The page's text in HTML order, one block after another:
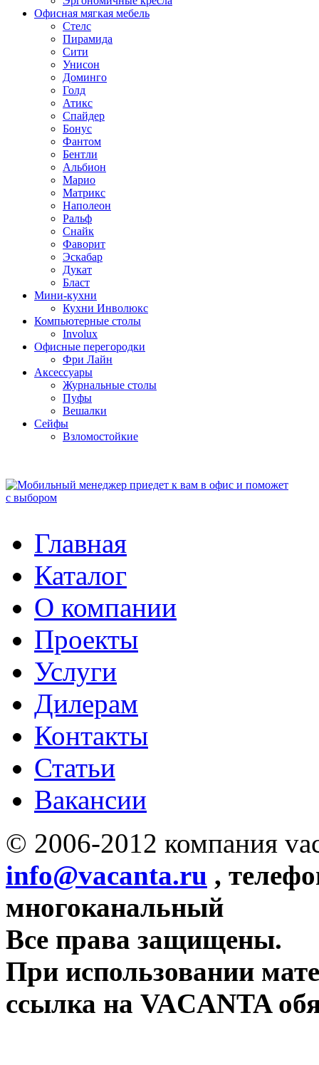
Офисная мягкая мебель
Стелс
Пирамида
Сити
Унисон
Доминго
Голд
Атикс
Спайдер
Бонус
Фантом
Бентли
Альбион
Марио
Матрикс
Наполеон
Ральф
Снайк
Фаворит
Эскабар
Дукат
Бласт
Мини-кухни
Кухни Инволюкс
Компьютерные столы
Involux
Офисные перегородки
Фри Лайн
Аксессуары
Журнальные столы
Пуфы
Bешалки
Сейфы
Взломостойкие
Главная
Каталог
О компании
Проекты
Услуги
Дилерам
Контакты
Статьи
Вакансии
© 2006-2012 компания
info@vacanta.ru ,
многоканальный
Все права защищены.
При использовании
ссылка на VACANTA